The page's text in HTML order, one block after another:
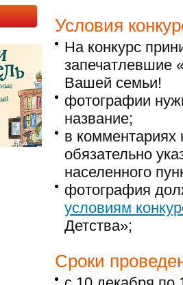
Условия
На конкурс
запечатлевшие
Вашей семьи!
фотографии
название;
в комментариях
обязательно
населенного
фотография
условиям
Детства»;
Сроки